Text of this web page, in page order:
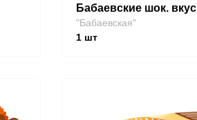
Бабаевские шок. вкус
"Бабаевская"
1 шт